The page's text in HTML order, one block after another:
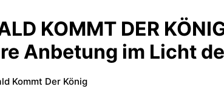
KOMMT DER
Anbetung im Licht
Kommt Der König